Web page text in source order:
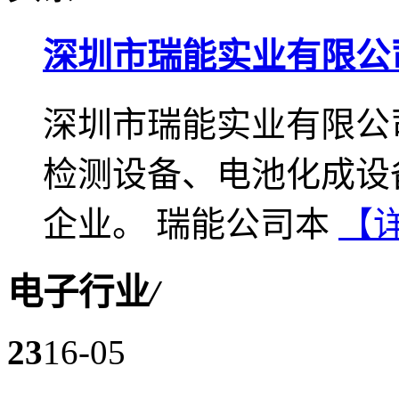
深圳市瑞能实业有限公
深圳市瑞能实业有限
检测设备、电池化成
企业。 瑞能公司本
【
电子行业/
2316-05